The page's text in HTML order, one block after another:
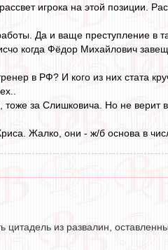
игрока на этой позиции.
Да и ваще преступление в
когда Фёдор Михайлович
в РФ? И кого из них стата
за Слишковича. Но не верит
Жалко, они - ж/б основа в
цитадель из развалин,